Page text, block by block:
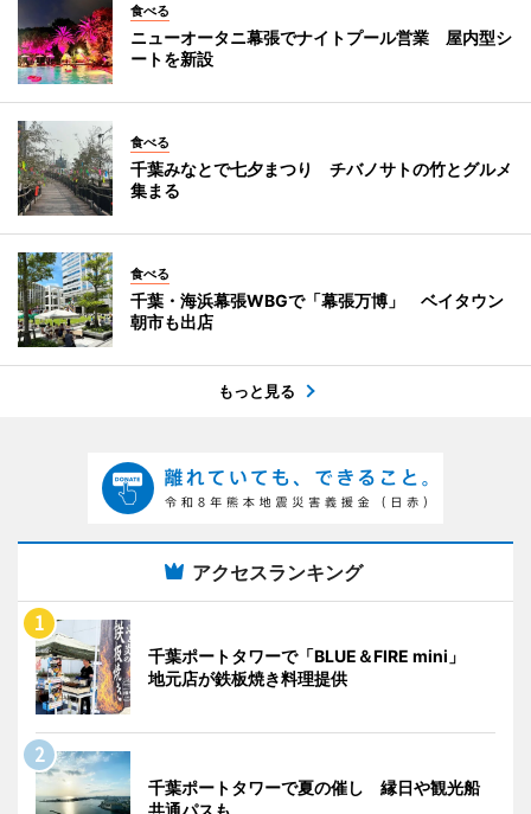
食べる
ニューオータニ幕張でナイトプール営業 屋内型シ
ートを新設
食べる
千葉みなとで七夕まつり チバノサトの竹とグルメ
集まる
食べる
千葉・海浜幕張WBGで「幕張万博」 ベイタウン
朝市も出店
もっと見る
アクセスランキング
千葉ポートタワーで「BLUE＆FIRE mini」
地元店が鉄板焼き料理提供
千葉ポートタワーで夏の催し 縁日や観光船
共通パスも